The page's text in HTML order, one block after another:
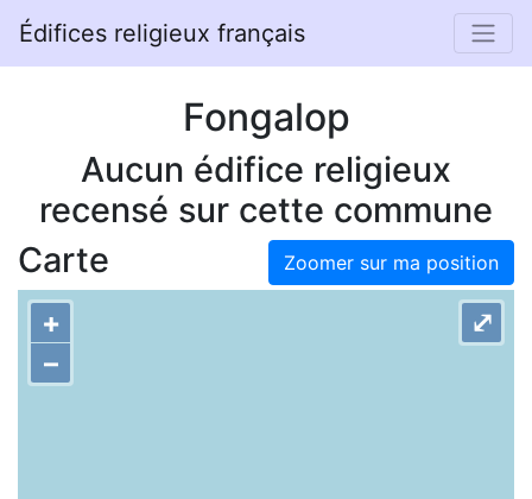
Édifices religieux français
Fongalop
Aucun édifice religieux
recensé sur cette commune
Zoomer sur ma position
Carte
+
–
⤢